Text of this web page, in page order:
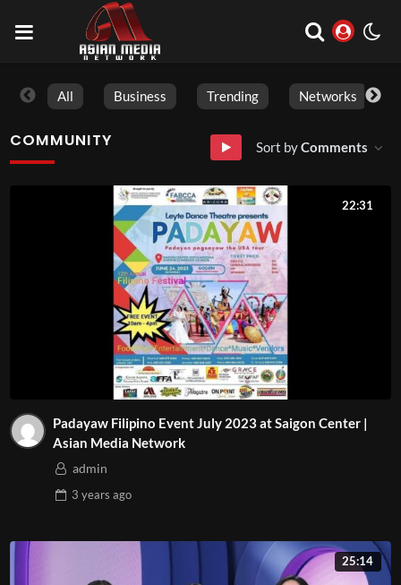
All Business Trending Networks
COMMUNITY Sort byComments
22:31
Padayaw Filipino Event July 2023 at Saigon Center |
Asian Media Network
admin
3 years ago
25:14